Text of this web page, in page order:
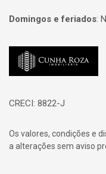
Domingos e feriados:
Página inicial
CRECI: 8822-J
Os valores, condições e
a alterações sem aviso